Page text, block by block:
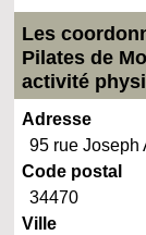
Les
Pilates de
activité
Adresse
95 rue Joseph
Code postal
34470
Ville